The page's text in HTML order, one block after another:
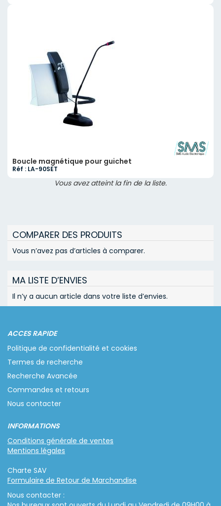
Boucle magnétique pour guichet
Réf : LA-90SET
Vous avez atteint la fin de la liste.
COMPARER DES PRODUITS
Vous n’avez pas d’articles à comparer.
MA LISTE D’ENVIES
Il n’y a aucun article dans votre liste d’envies.
ACCES RAPIDE
Politique de confidentialité et cookies
Termes de recherche
Recherche Avancée
Commandes et retours
Nous contacter
INFORMATIONS
Conditions générale de ventes
Mentions légales
Charte SAV
Formulaire de Retour de Marchandise
Nous contacter :